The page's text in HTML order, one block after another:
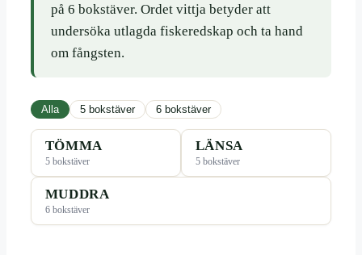
på 6 bokstäver. Ordet vittja betyder att
undersöka utlagda fiskeredskap och ta hand
om fångsten.
Alla 5 bokstäver 6 bokstäver
TÖMMA
5 bokstäver
LÄNSA
5 bokstäver
MUDDRA
6 bokstäver